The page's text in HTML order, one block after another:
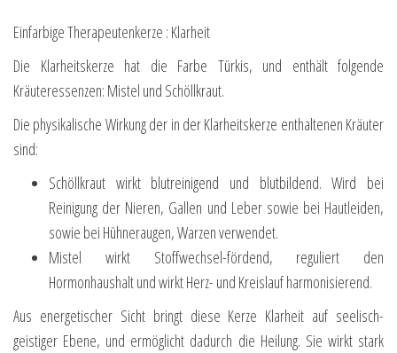
Einfarbige Therapeutenkerze : Klarheit
Die Klarheitskerze hat die Farbe Türkis, und enthält folgende
Kräuteressenzen: Mistel und Schöllkraut.
Die physikalische Wirkung der in der Klarheitskerze enthaltenen Kräuter
sind:
Schöllkraut wirkt blutreinigend und blutbildend. Wird bei
Reinigung der Nieren, Gallen und Leber sowie bei Hautleiden,
sowie bei Hühneraugen, Warzen verwendet.
Mistel wirkt Stoffwechsel-fördend, reguliert den
Hormonhaushalt und wirkt Herz- und Kreislauf harmonisierend.
Aus energetischer Sicht bringt diese Kerze Klarheit auf seelisch-
geistiger Ebene, und ermöglicht dadurch die Heilung. Sie wirkt stark